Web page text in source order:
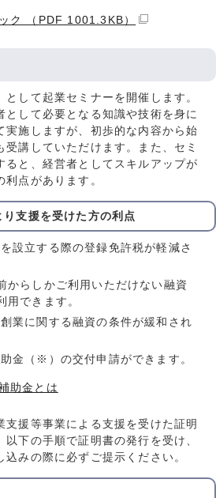
ク （PDF 1001.3KB）
として起業セミナーを開催します。
として必要となる知識や技術を身に
実施しますが、初歩的な内容から始
講していただけます。また、セミ
ると、経営者としてスキルアップが
点があります。
支援を受けた方の利点
設立する際の登録免許税が軽減さ
からしかご利用いただけない融資
用できます。
業に関する融資の条件が緩和され
金（※）の交付申請ができます。
助金とは
支援等事業による支援を受けた証明
下の手順で証明書の発行を受け、
みの際に必ずご提示ください。